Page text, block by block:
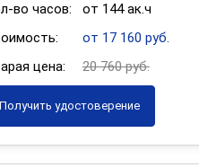
во часов:
от 144 ак.ч
от 17 160 руб.
цена:
20 760 руб.
Получить удостоверение